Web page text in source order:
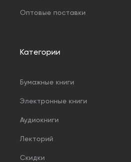
Оптовые поставки
Категории
Бумажные книги
Электронные книги
Аудиокниги
Лекторий
Скидки